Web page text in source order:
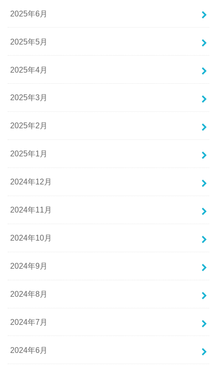
2025年6月
2025年5月
2025年4月
2025年3月
2025年2月
2025年1月
2024年12月
2024年11月
2024年10月
2024年9月
2024年8月
2024年7月
2024年6月